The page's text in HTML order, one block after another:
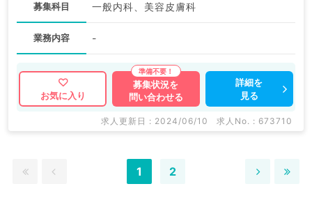
募集科目 一般内科、美容皮膚科
業務内容 -
お気に入り
募集状況を
問い合わせる
詳細を
見る
求人更新日 : 2024/06/10 求人No. : 673710
1 2